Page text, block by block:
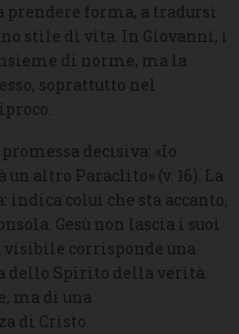
forma, a tradursi
stile di vita. In Giovanni, i
di norme, ma la
soprattutto nel
decisiva: «Io
altro Paraclito» (v. 16). La
indica colui che sta accanto,
Gesù non lascia i suoi
visibile corrisponde una
dello Spirito della verità.
ma di una
di Cristo.